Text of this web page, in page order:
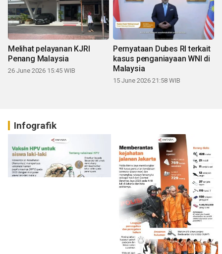
Melihat pelayanan KJRI
Penang Malaysia
26 June 2026 15:45 WIB
Pernyataan Dubes RI terkait
kasus penganiayaan WNI di
Malaysia
15 June 2026 21:58 WIB
Infografik